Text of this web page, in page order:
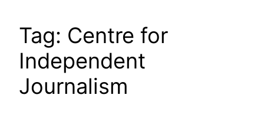
Tag: Centre for
Independent
Journalism